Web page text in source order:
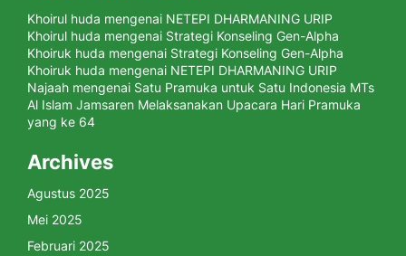
Khoirul huda mengenai NETEPI DHARMANING URIP
Khoirul huda mengenai Strategi Konseling Gen-Alpha
Khoiruk huda mengenai Strategi Konseling Gen-Alpha
Khoiruk huda mengenai NETEPI DHARMANING URIP
Najaah mengenai Satu Pramuka untuk Satu Indonesia MTs
Al Islam Jamsaren Melaksanakan Upacara Hari Pramuka
yang ke 64
Archives
Agustus 2025
Mei 2025
Februari 2025